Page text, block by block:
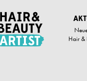
Hair &